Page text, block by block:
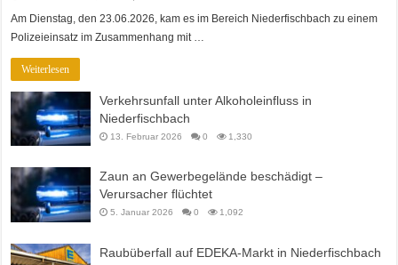
Am Dienstag, den 23.06.2026, kam es im Bereich Niederfischbach zu einem
Polizeieinsatz im Zusammenhang mit …
Weiterlesen
Verkehrsunfall unter Alkoholeinfluss in
Niederfischbach
13. Februar 2026 0 1,330
Zaun an Gewerbegelände beschädigt –
Verursacher flüchtet
5. Januar 2026 0 1,092
Raubüberfall auf EDEKA-Markt in Niederfischbach